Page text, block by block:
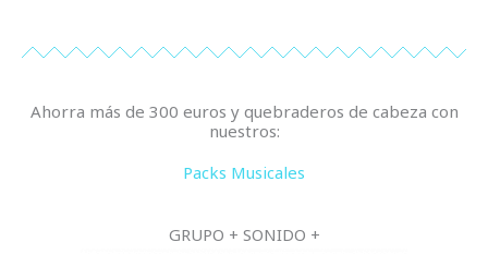
Ahorra más de 300 euros y quebraderos de cabeza con
nuestros:
Packs Musicales
GRUPO + SONIDO +